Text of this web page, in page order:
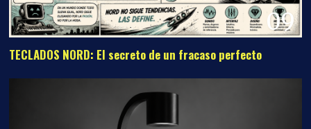
09
TECLADOS NORD: El secreto de un fracaso perfecto